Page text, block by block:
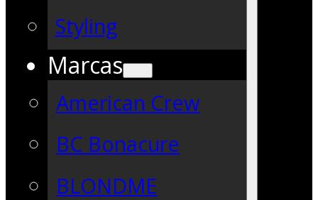
Styling
Marcas
American Crew
BC Bonacure
BLONDME